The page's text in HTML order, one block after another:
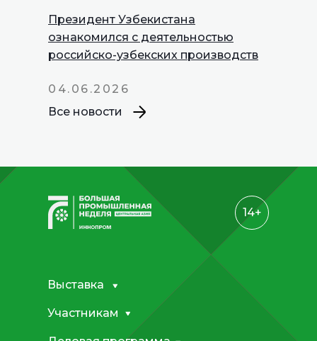
Президент Узбекистана
ознакомился с деятельностью
российско-узбекских производств
04.06.2026
Все новости
14+
INNOPROM
Talks
Участникам
Выставка